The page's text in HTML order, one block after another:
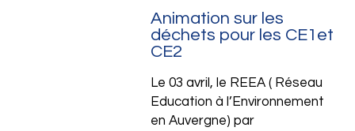
Animation sur les
déchets pour les CE1et
CE2
Le 03 avril, le REEA ( Réseau
Education à l’Environnement
en Auvergne) par